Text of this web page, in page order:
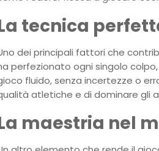
tecnica
dei principali fattori che
perfezionato ogni singolo
fluido, senza incertezze o
atletiche e di dominare gli
maestria nel